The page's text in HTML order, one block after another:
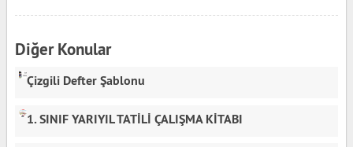
Diğer Konular
Çizgili Defter Şablonu
1. SINIF YARIYIL TATİLİ ÇALIŞMA KİTABI